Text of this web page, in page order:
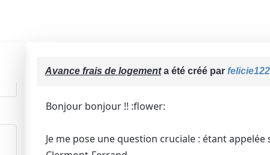
Avance frais de logementa été créé par
Bonjour bonjour !! :flower:
Je me pose une question cruciale : étant